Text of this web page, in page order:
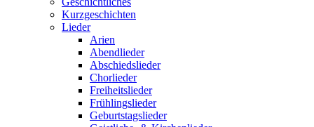
Kurzgeschichten
Lieder
Arien
Abendlieder
Abschiedslieder
Chorlieder
Freiheitslieder
Frühlingslieder
Geburtstagslieder